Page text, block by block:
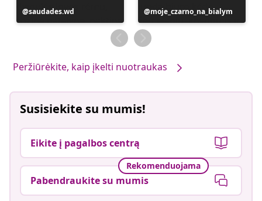
Įrašą
paskelbė
saudades.wd
Įrašą
paskelbė
moje_czarno_na_bialym
Peržiūrėkite, kaip įkelti nuotraukas
Susisiekite su mumis!
Eikite į pagalbos centrą
Rekomenduojama
Pabendraukite su mumis